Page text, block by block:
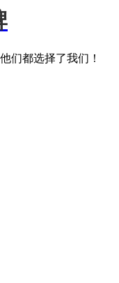
们都选择了我们！